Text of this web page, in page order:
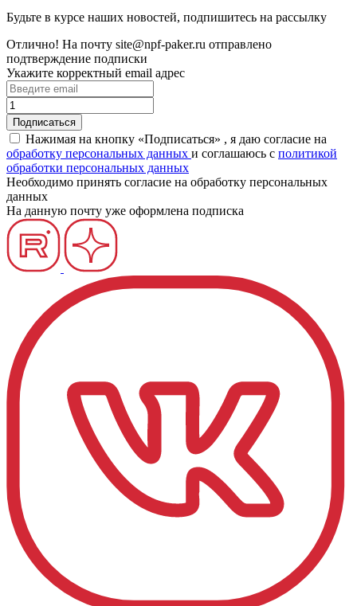
Будьте в курсе наших новостей, подпишитесь на рассылку
Отлично! На почту site@npf-paker.ru отправлено
подтверждение подписки
Укажите корректный email адрес
Нажимая на кнопку «Подписаться» , я даю согласие на
обработку персональных данных и соглашаюсь c политикой
обработки персональных данных
Необходимо принять согласие на обработку персональных
данных
На данную почту уже оформлена подписка